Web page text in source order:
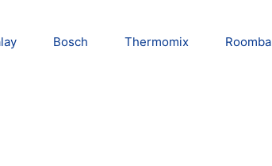
Bosch Thermomix Roomba